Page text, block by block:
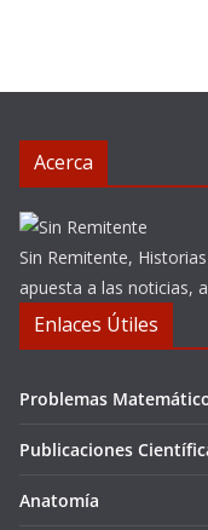
Acerca
Sin Remitente,
apuesta a las noticias,
Enlaces Útiles
Problemas
Publicaciones
Anatomía